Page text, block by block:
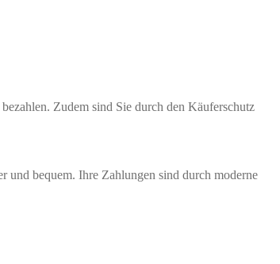
Zudem sind Sie durch den Käuferschutz
und bequem. Ihre Zahlungen sind durch moderne